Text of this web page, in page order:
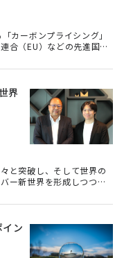
カーボンプライシング」
合（EU）などの先進国が
化対策を促す枠組みが設
日本政府が運営する制度に
められる見込みだった
レジットのガイドライン
界
と突破し、そして世界の
ー新世界を形成しつつあ
さなかにある。今こそ、
ラム 代表幹事と神薗 雅紀
による提言。（司会・構
研究員）
ン